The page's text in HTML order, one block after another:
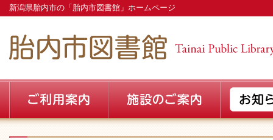
新潟県胎内市の「胎内市図書館」ホームページ